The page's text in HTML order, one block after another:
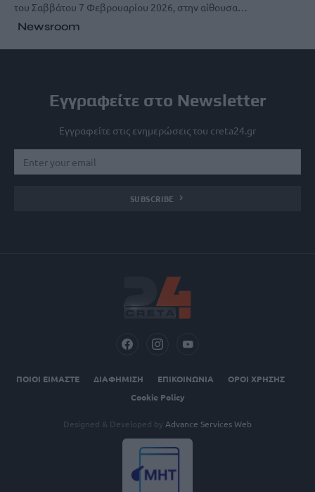
του Σαββάτου 7 Φεβρουαρίου 2026, στην αίθουσα…
Newsroom
Εγγραφείτε στο Newsletter
Εγγραφείτε στις ενημερώσεις του creta24.gr
SUBSCRIBE
ΠΟΙΟΙ ΕΙΜΑΣΤΕ ΔΙΑΦΗΜΙΣΗ ΕΠΙΚΟΙΝΩΝΙΑ
ΟΡΟΙ ΧΡΗΣΗΣ
Cookie Policy
Designed & Developed by Advance Services Web